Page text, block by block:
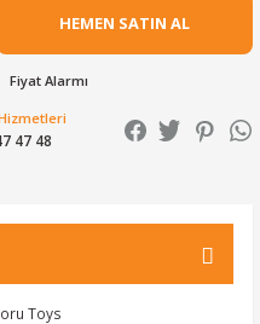
HEMEN SATIN AL
Fiyat Alarmı
47 48
Toys